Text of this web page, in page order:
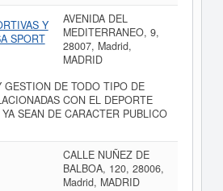
Y
SPORT
AVENIDA DEL
MEDITERRANEO, 9,
28007, Madrid,
MADRID
GESTION DE TODO TIPO DE
CON EL DEPORTE
SEAN DE CARACTER PUBLICO
CALLE NUÑEZ DE
BALBOA, 120, 28006,
Madrid, MADRID